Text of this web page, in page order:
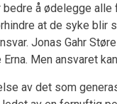
å ødelegge
at de syke blir
Jonas Gahr
Men ansvaret
av det som